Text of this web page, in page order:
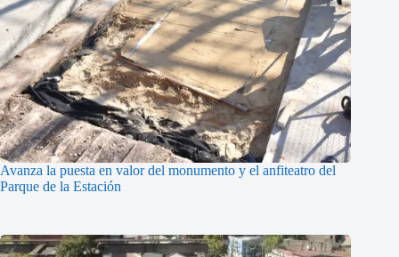
Avanza la puesta en valor del monumento y el anfiteatro del
Parque de la Estación